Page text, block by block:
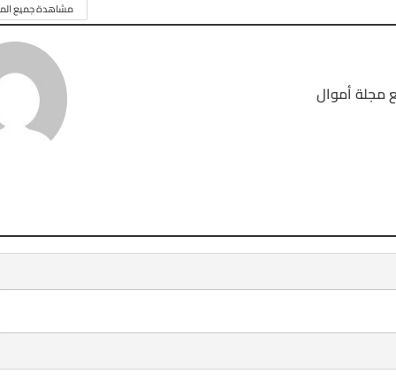
مشاهدة جميع
مجلة أموال